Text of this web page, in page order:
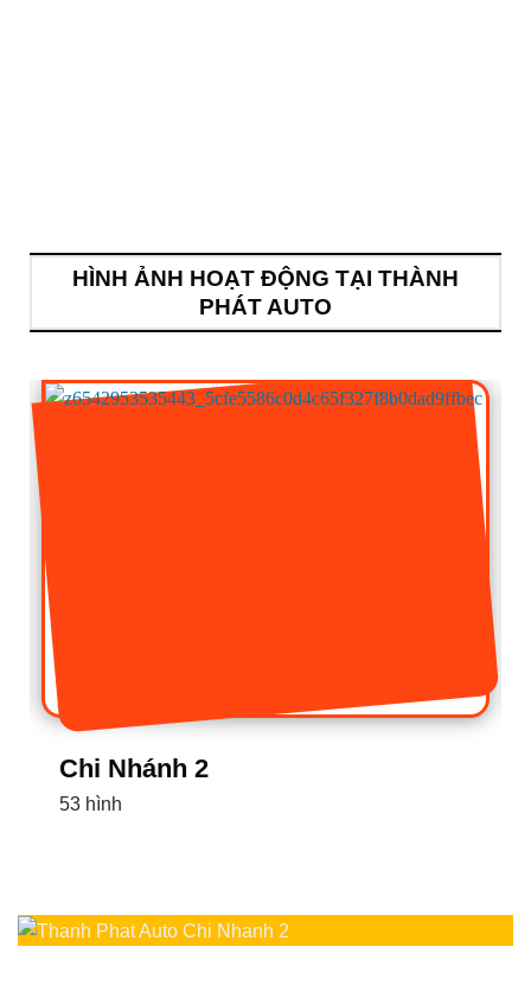
HÌNH ẢNH HOẠT ĐỘNG TẠI THÀNH
PHÁT AUTO
Chi Nhánh 2
53 hình